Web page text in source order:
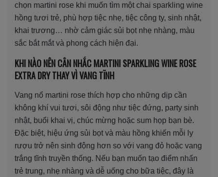
chọn martini rose khi muốn tìm một chai sparkling wine
hồng tươi trẻ, phù hợp tiệc nhẹ, tiệc công ty, sinh nhật,
khai trương… nhờ cảm giác sủi bọt nhẹ nhàng, màu
sắc bắt mắt và phong cách hiện đại.
KHI NÀO NÊN CÂN NHẮC MARTINI SPARKLING WINE ROSE
EXTRA DRY THAY VÌ VANG TĨNH
Vang nổ martini rose thích hợp cho những dịp cần
không khí vui tươi, sôi động như tiệc đứng, party sinh
nhật, buổi khai vị, chúc mừng hoặc sum họp bạn bè.
Đặc biệt, hiệu ứng sủi bọt và màu hồng khiến mỗi ly
rượu trở nên sinh động hơn so với vang đỏ hoặc vang
trắng tĩnh truyền thống. Nếu bạn muốn tạo điểm nhấn
trẻ trung, nhẹ nhàng và dễ uống cho bữa tiệc, đây là